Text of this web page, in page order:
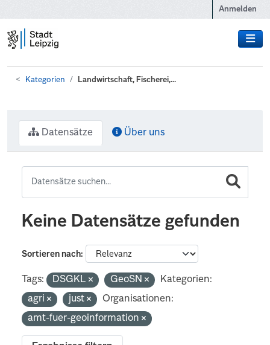
Anmelden
Kategorien Landwirtschaft, Fischerei,...
Datensätze Über uns
Keine Datensätze gefunden
Sortieren nach
Tags: DSGKL GeoSN
Kategorien:
agri
just
Organisationen:
amt-fuer-geoinformation